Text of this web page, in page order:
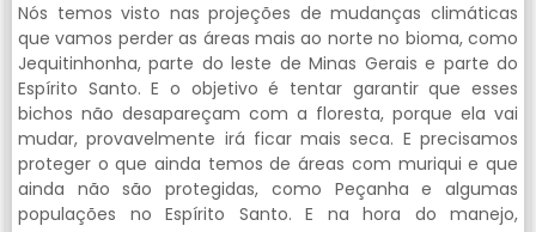
Nós temos visto nas projeções de mudanças climáticas
que vamos perder as áreas mais ao norte no bioma, como
Jequitinhonha, parte do leste de Minas Gerais e parte do
Espírito Santo. E o objetivo é tentar garantir que esses
bichos não desapareçam com a floresta, porque ela vai
mudar, provavelmente irá ficar mais seca. E precisamos
proteger o que ainda temos de áreas com muriqui e que
ainda não são protegidas, como Peçanha e algumas
populações no Espírito Santo. E na hora do manejo,